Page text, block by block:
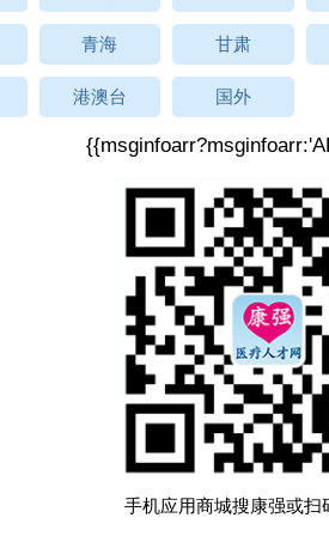
青海 甘肃
港澳台 国外
手机应用商城搜康强或扫